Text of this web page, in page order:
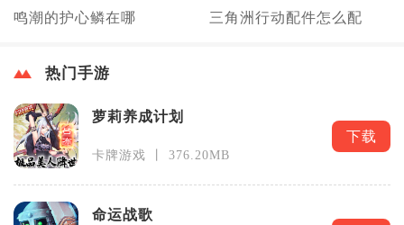
鸣潮的护心鳞在哪 三角洲行动配件怎么配
热门手游
萝莉养成计划
卡牌游戏 丨 376.20MB
下载
命运战歌